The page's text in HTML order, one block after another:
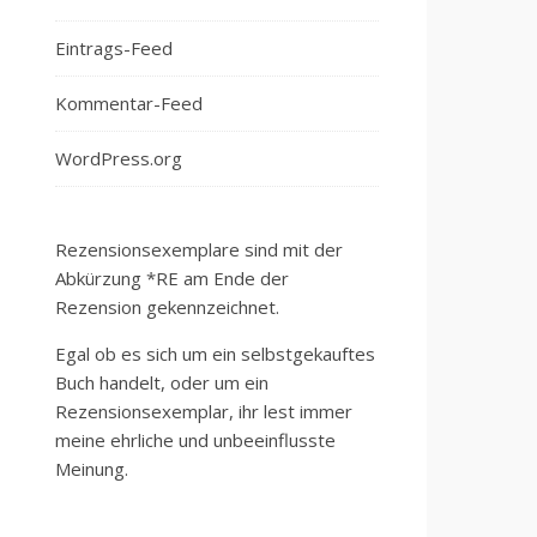
Eintrags-Feed
Kommentar-Feed
WordPress.org
Rezensionsexemplare sind mit der
Abkürzung *RE am Ende der
Rezension gekennzeichnet.
Egal ob es sich um ein selbstgekauftes
Buch handelt, oder um ein
Rezensionsexemplar, ihr lest immer
meine ehrliche und unbeeinflusste
Meinung.